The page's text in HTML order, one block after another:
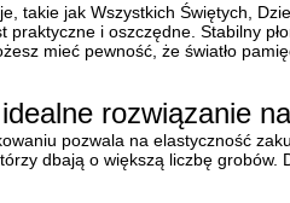
takie jak Wszystkich Świętych,
i oszczędne. Stabilny
mieć pewność, że światło
rozwiązanie
pozwala na elastyczność
dbają o większą liczbę